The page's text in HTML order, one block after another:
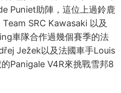
Puniet助陣，這位上過鈴鹿
SRC Kawasaki 以及
車隊合作過幾個賽季的法
Ježek以及法國車手Louis
Panigale V4R來挑戰雪邦8